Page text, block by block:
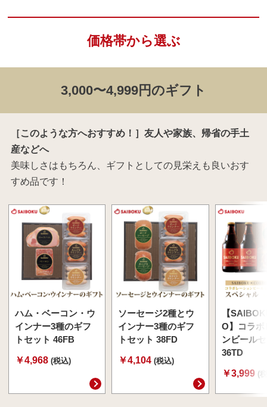
価格帯から選ぶ
3,000〜4,999円のギフト
［このような方へおすすめ！］友人や家族、帰省の手土
産などへ
美味しさはもちろん、ギフトとしての見栄えも良いおす
すめ品です！
ハム・ベーコン・ウ
インナー3種のギフ
トセット 46FB
￥4,968 (税込)
ソーセージ2種とウ
インナー3種のギフ
トセット 38FD
￥4,104 (税込)
【
O】コラボ
ンビール
36TD
￥3,999 (